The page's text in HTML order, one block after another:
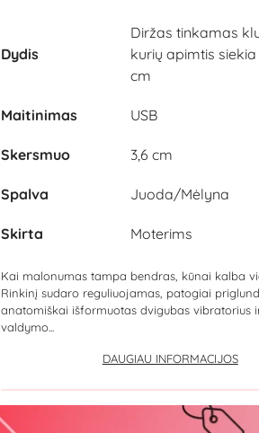
Dydis
Diržas tinkamas
kurių apimtis siekia
cm
Maitinimas USB
Skersmuo 3,6 cm
Spalva Juoda/Mėlyna
Skirta Moterims
Kai malonumas tampa bendras, kūnai kalba
Rinkinį sudaro reguliuojamas, patogiai
anatomiškai išformuotas dvigubas vibratorius
valdymo...
DAUGIAU INFORMACIJOS